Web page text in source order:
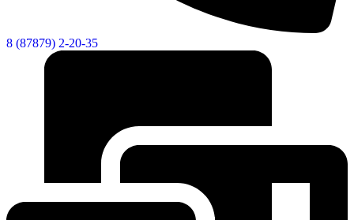
8 (87879) 2-20-35